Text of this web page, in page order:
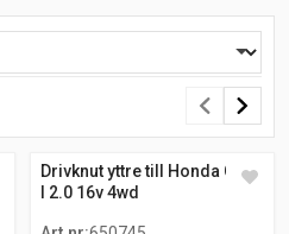
Drivknut yttre till Honda Cr-v
I 2.0 16v 4wd